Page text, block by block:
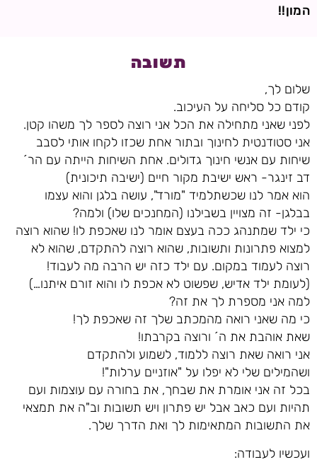
המון!!
תשובה
שלום לך,
קודם כל סליחה על העיכוב.
לפני שאני מתחילה את הכל אני רוצה לספר לך משהו קטן.
אני סטודנטית לחינוך ובתור אחת שכזו לקחו אותי לסבב
שיחות עם אנשי חינוך גדולים. אחת השיחות הייתה עם הר´
דב זינגר- ראש ישיבת מקור חיים (ישיבה תיכונית)
הוא אמר לנו שכשתלמיד "מורד", עושה בלגן והוא עצמו
בבלגן- זה מצויין בשבילנו (המחנכים שלו) ולמה?
כי ילד שמתנהג ככה בעצם אומר לנו שאכפת לו! שהוא רוצה
למצוא פתרונות ותשובות, שהוא רוצה להתקדם, שהוא לא
רוצה לעמוד במקום. עם ילד כזה יש הרבה מה לעבוד!
(לעומת ילד אדיש, שפשוט לא אכפת לו והוא זורם איתנו…)
למה אני מספרת לך את זה?
כי מה שאני רואה מהמכתב שלך זה שאכפת לך!
שאת אוהבת את ה´ ורוצה בקרבתו!
אני רואה שאת רוצה ללמוד, לשמוע ולהתקדם
ושהמילים שלי לא יפלו על "אוזניים ערלות"!
בכל זה אני אומרת את שבחך, את בחורה עם עוצמות ועם
תהיות ועם כאב אבל יש פתרון ויש תשובות וב"ה את תמצאי
את התשובות המתאימות לך ואת הדרך שלך.
ועכשיו לעבודה: